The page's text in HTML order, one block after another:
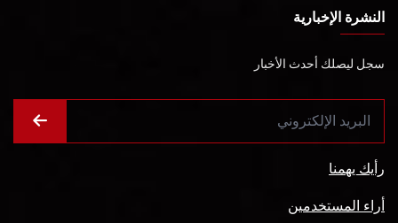
النشرة الإخبارية
سجل ليصلك أحدث الأخبار
رأيك يهمنا
أراء المستخدمين